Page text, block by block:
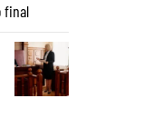
final